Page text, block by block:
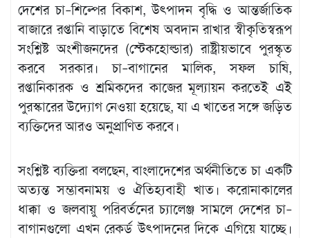
দেশের চা–শিল্পের বিকাশ, উৎপাদন বৃদ্ধি ও আন্তর্জাতিক
বাজারে রপ্তানি বাড়াতে বিশেষ অবদান রাখার স্বীকৃতিস্বরূপ
সংশ্লিষ্ট অংশীজনদের (স্টেকহোল্ডার) রাষ্ট্রীয়ভাবে পুরস্কৃত
করবে সরকার। চা–বাগানের মালিক, সফল চাষি,
রপ্তানিকারক ও শ্রমিকদের কাজের মূল্যায়ন করতেই এই
পুরস্কারের উদ্যোগ নেওয়া হয়েছে, যা এ খাতের সঙ্গে জড়িত
ব্যক্তিদের আরও অনুপ্রাণিত করবে।
সংশ্লিষ্ট ব্যক্তিরা বলছেন, বাংলাদেশের অর্থনীতিতে চা একটি
অত্যন্ত সম্ভাবনাময় ও ঐতিহ্যবাহী খাত। করোনাকালের
ধাক্কা ও জলবায়ু পরিবর্তনের চ্যালেঞ্জ সামলে দেশের চা–
বাগানগুলো এখন রেকর্ড উৎপাদনের দিকে এগিয়ে যাচ্ছে।